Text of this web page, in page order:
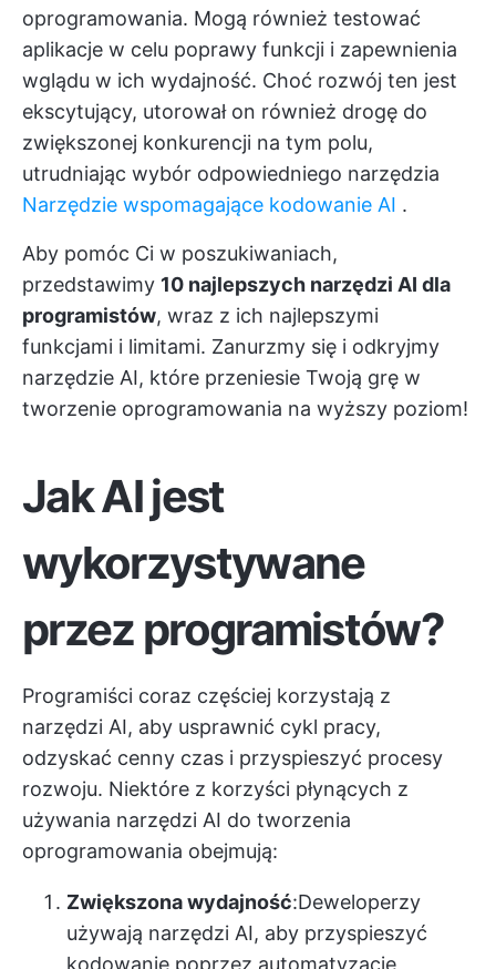
oprogramowania. Mogą również testować
aplikacje w celu poprawy funkcji i zapewnienia
wglądu w ich wydajność. Choć rozwój ten jest
ekscytujący, utorował on również drogę do
zwiększonej konkurencji na tym polu,
utrudniając wybór odpowiedniego narzędzia
Narzędzie wspomagające kodowanie AI .
Aby pomóc Ci w poszukiwaniach,
przedstawimy 10 najlepszych narzędzi AI dla
programistów, wraz z ich najlepszymi
funkcjami i limitami. Zanurzmy się i odkryjmy
narzędzie AI, które przeniesie Twoją grę w
tworzenie oprogramowania na wyższy poziom!
Jak AI jest
wykorzystywane
przez programistów?
Programiści coraz częściej korzystają z
narzędzi AI, aby usprawnić cykl pracy,
odzyskać cenny czas i przyspieszyć procesy
rozwoju. Niektóre z korzyści płynących z
używania narzędzi AI do tworzenia
oprogramowania obejmują:
Zwiększona wydajność:Deweloperzy
używają narzędzi AI, aby przyspieszyć
kodowanie poprzez automatyzację